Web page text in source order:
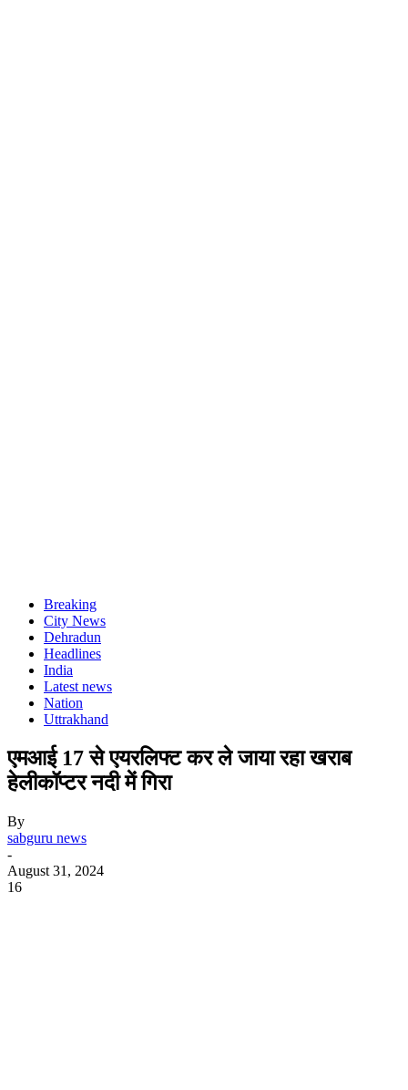
Breaking
City News
Dehradun
Headlines
India
Latest news
Nation
Uttrakhand
एमआई 17 से एयरलिफ्ट कर ले जाया रहा खराब
हेलीकॉप्टर नदी में गिरा
By
sabguru news
-
August 31, 2024
16